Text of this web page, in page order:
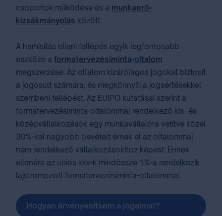
csoportok működése és a munkaerő-
kizsákmányolás között.
A hamisítás elleni fellépés egyik legfontosabb
eszköze a formatervezésiminta-oltalom
megszerzése. Az oltalom kizárólagos jogokat biztosít
a jogosult számára, és megkönnyíti a jogsértésekkel
szembeni fellépést. Az EUIPO kutatásai szerint a
formatervezésiminta-oltalommal rendelkező kis- és
középvállalkozások egy munkavállalóra vetítve közel
30%-kal nagyobb bevételt érnek el az oltalommal
nem rendelkező vállalkozásokhoz képest. Ennek
ellenére az uniós kkv-k mindössze 1%-a rendelkezik
lajstromozott formatervezésiminta-oltalommal.
Hogyan érvényesítsem a jogaimat?